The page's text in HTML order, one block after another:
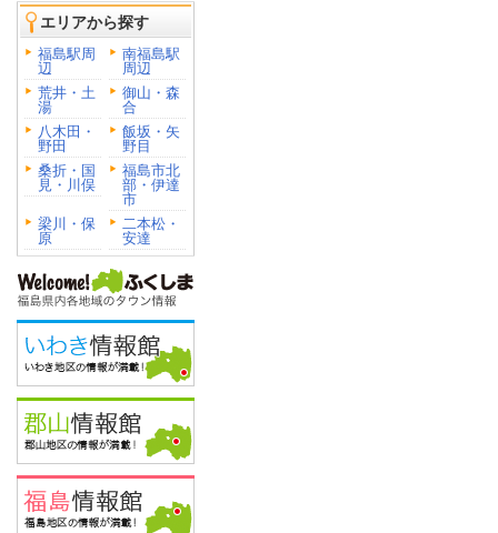
エリアから探す
福島駅周
辺
南福島駅
周辺
荒井・土
湯
御山・森
合
八木田・
野田
飯坂・矢
野目
桑折・国
見・川俣
福島市北
部・伊達
市
梁川・保
原
二本松・
安達